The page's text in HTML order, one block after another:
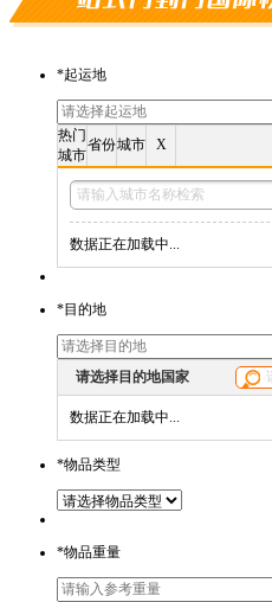
*起运地
热门
城市
省份城市 X
数据正在加载中...
*目的地
请选择目的地国家
数据正在加载中...
*物品类型
*物品重量